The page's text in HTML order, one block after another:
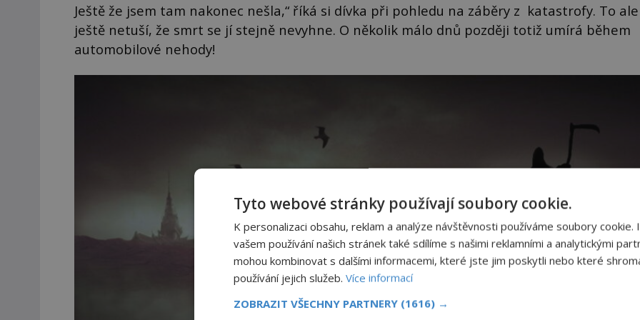
Ještě že jsem tam nakonec nešla,“ říká si dívka při pohledu na záběry z katastrofy. To ale
ještě netuší, že smrt se jí stejně nevyhne. O několik málo dnů později totiž umírá během
automobilové nehody!
Tyto webové stránky používají soubory cookie.
K personalizaci obsahu, reklam a analýze návštěvnosti používáme soubory cookie.
vašem používání našich stránek také sdílíme s našimi reklamními a analytickými
mohou kombinovat s dalšími informacemi, které jste jim poskytli nebo které
používání jejich služeb. Více informací
ZOBRAZIT VŠECHNY PARTNERY (1616) →